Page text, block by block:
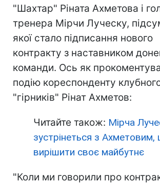
"Шахтар" Ріната Ахметова і
тренера Мірчи Луческу,
якої стало підписання нового
контракту з наставником
команди. Ось як
подію кореспонденту
"гірників" Рінат Ахметов:
Читайте також: Мірча
зустрінеться з
вирішити своє майбутнє
"Коли ми говорили про